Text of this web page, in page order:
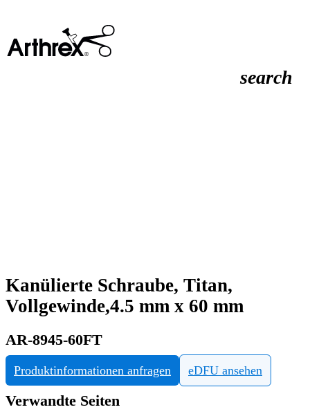
search
Kanülierte Schraube, Titan,
Vollgewinde,4.5 mm x 60 mm
AR-8945-60FT
Produktinformationen anfragen eDFU ansehen
Verwandte Seiten